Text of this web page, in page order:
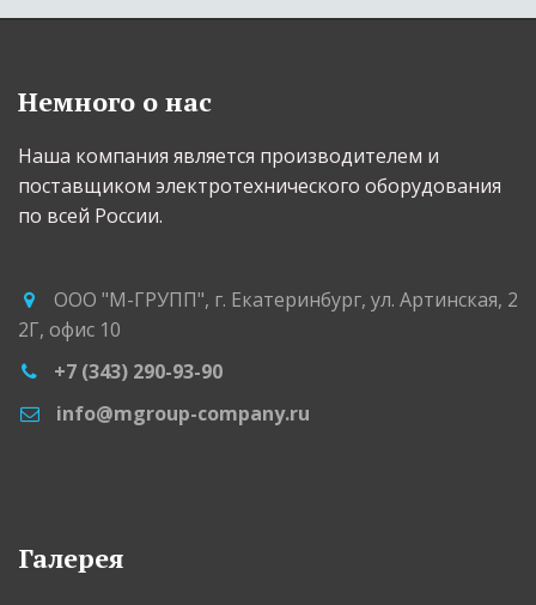
Немного о нас
Наша компания является производителем и
поставщиком электротехнического оборудования
по всей России.
ООО "М-ГРУПП", г. Екатеринбург, ул. Артинская, 2
2Г, офис 10
+7 (343) 290-93-90
info@mgroup-company.ru
Галерея